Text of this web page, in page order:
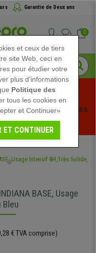
Garantie de Deux ans
0
! Des réductions
- Voir l'offre
BASE, Usage
€ TVA comprise)
et ceux de tiers
site Web, ceci en
pour étudier votre
plus d'informations
Politique des
tous les cookies en
et Continuer»
ET CONTINUER